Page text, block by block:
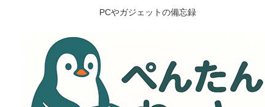
PCやガジェットの備忘録